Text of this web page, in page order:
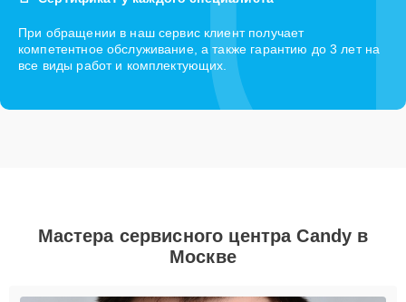
При обращении в наш сервис клиент получает
компетентное обслуживание, а также гарантию до 3 лет на
все виды работ и комплектующих.
Мастера сервисного центра Candy в
Москве